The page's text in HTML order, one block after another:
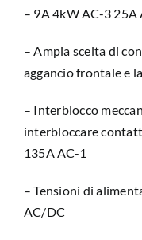
– 9A 4kW AC-3 25A
– Ampia scelta di
aggancio frontale e
– Interblocco
interbloccare
135A AC-1
– Tensioni di
AC/DC